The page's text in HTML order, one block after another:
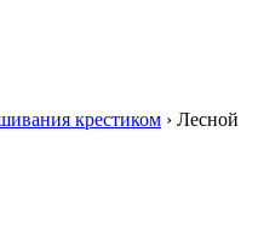
крестиком › Лесной